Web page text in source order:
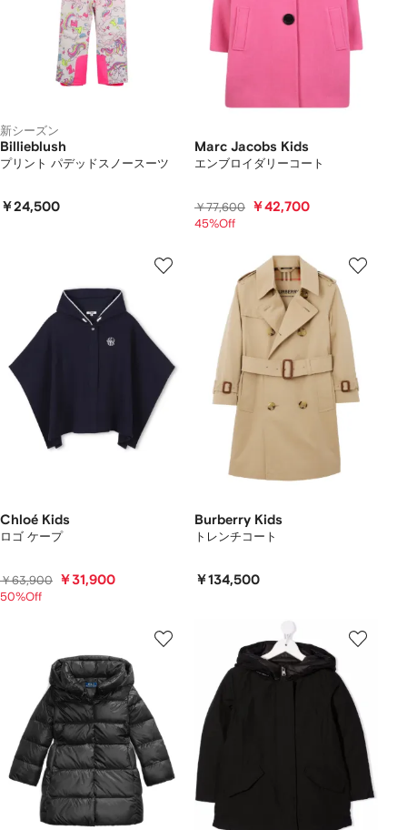
新シーズン
Billieblush
プリント パデッドスノースーツ
￥24,500
Marc Jacobs Kids
エンブロイダリーコート
￥77,600 ￥42,700
45%Off
Chloé Kids
ロゴ ケープ
￥63,900 ￥31,900
50%Off
Burberry Kids
トレンチコート
￥134,500